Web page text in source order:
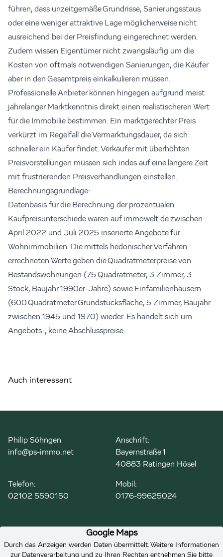
führen, dass unzeitgemäße Grundrisse, Sanierungsstaus
oder eine weniger attraktive Lage möglicherweise nicht
ausreichend bei der Preisfindung eingerechnet werden.
Zudem wissen Eigentümer nicht zwangsläufig um die
Kosten von oftmals notwendigen Sanierungen, die Käufer
aber in den Gesamtpreis einkalkulieren müssen.
Professionelle Anbieter können hingegen aufgrund meist
jahrelanger Marktkenntnis direkt einen realistischeren Wert
für die Immobilie bestimmen. Ein marktgerechter Preis
verkürzt im Regelfall die Vermarktungsdauer, da sich
schneller ein Käufer findet. Verkäufer mit überhöhten
Preisvorstellungen müssen sich indes auf eine längere Zeit
mit frustrierenden Preisverhandlungen einstellen.
Berechnungsgrundlage:
Datenbasis für die Berechnung der prozentualen
Kaufpreisunterschiede waren auf immowelt.de zwischen
April 2022 und Juli 2025 inserierte Angebote für
Wohnimmobilien. Die mittels hedonischer Verfahren
errechneten Werte geben die Quadratmeterpreise von
Bestandswohnungen (75 Quadratmeter, 3 Zimmer, 3.
Stock, Baujahr 1990er-Jahre) sowie Einfamilienhäusern
(600 Quadratmeter Grundstücksfläche, 5 Zimmer, Baujahr
zwischen 1945 und 1970) wieder. Es handelt sich um
Angebots-, keine Abschlusspreise.
Auch interessant
Philip Söhngen
info@ps-immo.net
Anschrift:
Bayernstraße 1
40883 Ratingen Hösel
Telefon:
02102 5590150
Mobil:
0176-99625024